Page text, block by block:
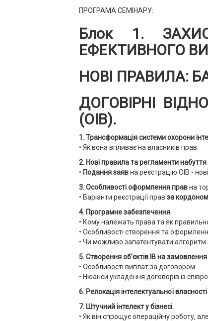
ПРОГРАМА СЕМІНАРУ:
Блок 1.
ЕФЕКТИВНОГО
НОВІ ПРАВИЛА:
ДОГОВІРНІ
(ОІВ).
1. Трансформація системи охорони
• Як вона впливає на власників прав.
2. Нові правила та регламенти
• Подання заявна реєстрацію ОІВ -
3. Особливості оформлення правна
• Варіанти реєстрації прав за
4. Програмне забезпечення.
• Кому належать права та як
• Особливості створення та
• Чи можливо запатентувати алгоритм
5. Створення об’єктів ІВ на
• Особливості виплат за договором.
• Нюанси укладення договорів із
6. Релокація інтелектуальної власності
7. Штучний інтелект у бізнесі.
• Як він спрощує операційну роботу,